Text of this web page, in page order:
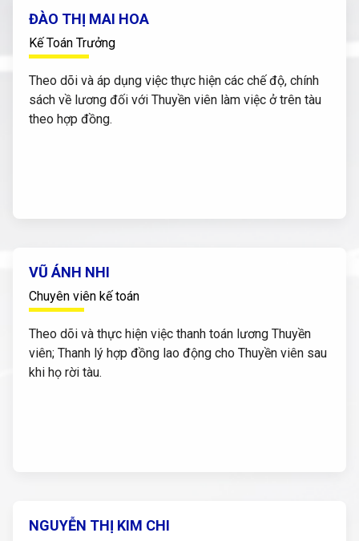
ĐÀO THỊ MAI HOA
Kế Toán Trưởng
Theo dõi và áp dụng việc thực hiện các chế độ, chính
sách về lương đối với Thuyền viên làm việc ở trên tàu
theo hợp đồng.
VŨ ÁNH NHI
Chuyên viên kế toán
Theo dõi và thực hiện việc thanh toán lương Thuyền
viên; Thanh lý hợp đồng lao động cho Thuyền viên sau
khi họ rời tàu.
NGUYỄN THỊ KIM CHI